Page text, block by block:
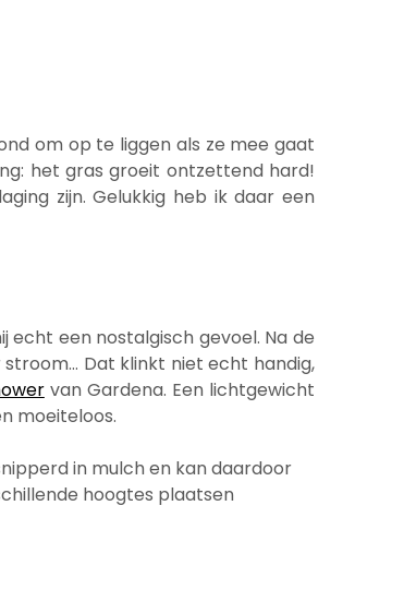
om op te liggen als ze mee gaat
het gras groeit ontzettend hard!
zijn. Gelukkig heb ik daar een
echt een nostalgisch gevoel. Na de
Dat klinkt niet echt handig,
van Gardena. Een lichtgewicht
moeiteloos.
in mulch en kan daardoor
hoogtes plaatsen